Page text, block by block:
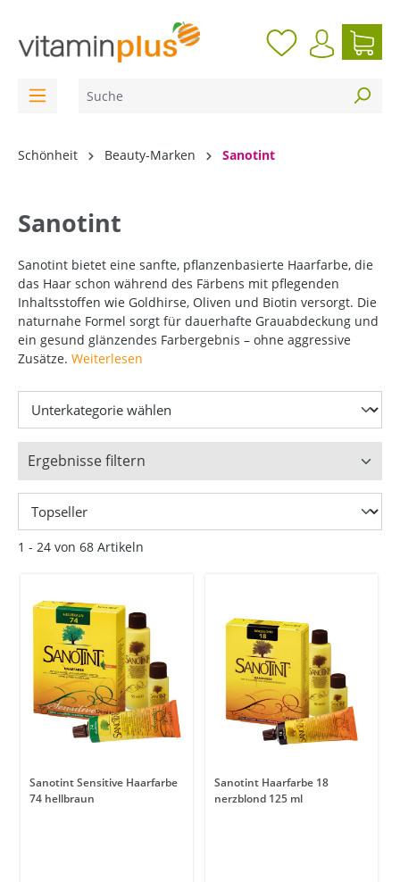
Schönheit Beauty-Marken Sanotint
Sanotint
Sanotint bietet eine sanfte, pflanzenbasierte Haarfarbe, die
das Haar schon während des Färbens mit pflegenden
Inhaltsstoffen wie Goldhirse, Oliven und Biotin versorgt. Die
naturnahe Formel sorgt für dauerhafte Grauabdeckung und
ein gesund glänzendes Farbergebnis – ohne aggressive
Zusätze. Weiterlesen
Ergebnisse filtern
1 - 24 von 68 Artikeln
Sanotint Sensitive Haarfarbe
74 hellbraun
Sanotint Haarfarbe 18
nerzblond 125 ml